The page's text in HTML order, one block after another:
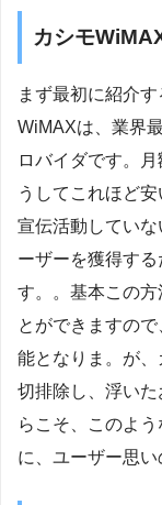
カシモ
まず最初に紹介
WiMAXは、業界
ロバイダです。
うしてこれほど
宣伝活動してい
ーザーを獲得す
す。。基本この
とができますの
能となりま。が
切排除し、浮い
らこそ、このよ
に、ユーザー思い